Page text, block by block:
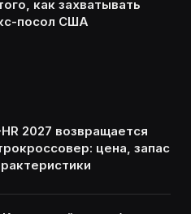
как захватывать
посол США
2027 возвращается
цена, запас